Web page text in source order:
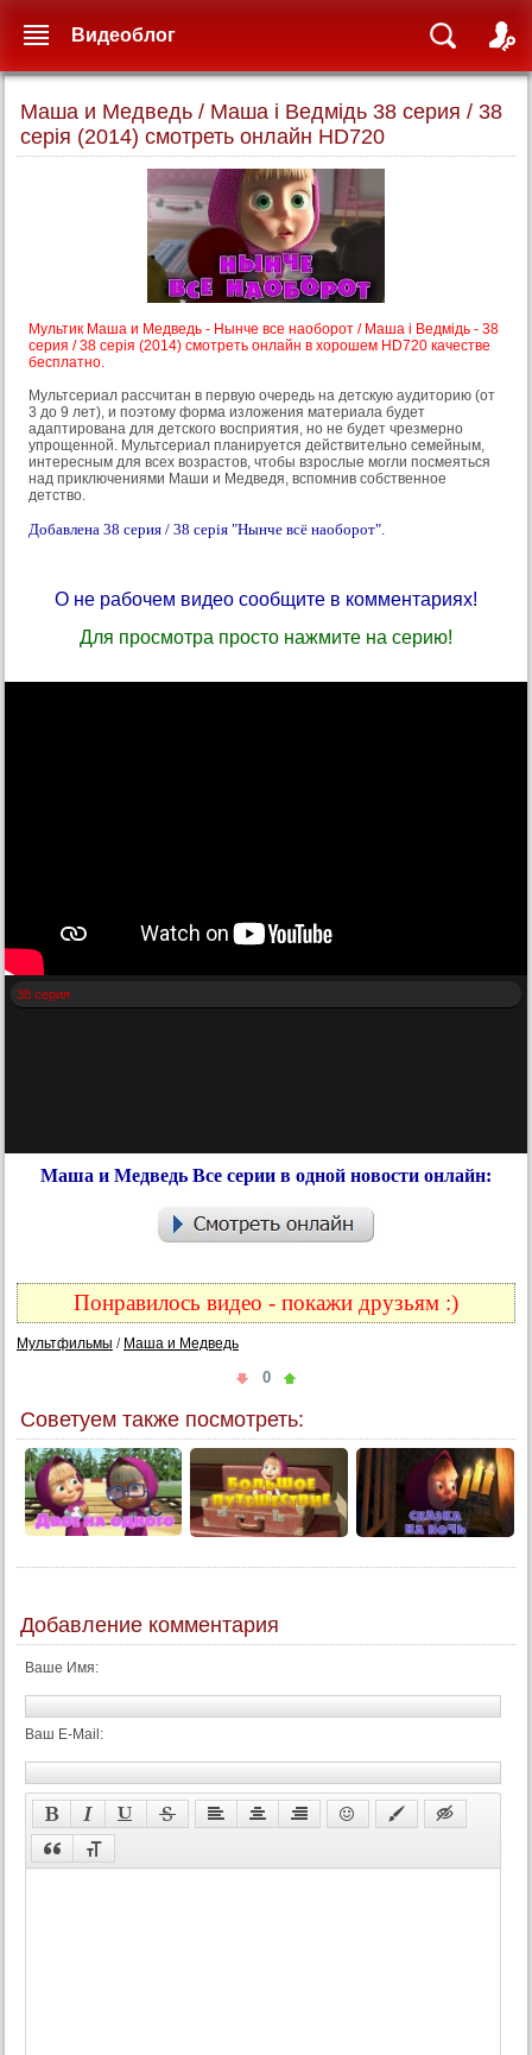
Маша и Медведь / Маша і Ведмідь 38 серия / 38
серія (2014) смотреть онлайн HD720
Мультик Маша и Медведь - Нынче все наоборот / Маша і Ведмідь - 38
серия / 38 серія (2014) смотреть онлайн в хорошем HD720 качестве
бесплатно.
Мультсериал рассчитан в первую очередь на детскую аудиторию (от
3 до 9 лет), и поэтому форма изложения материала будет
адаптирована для детского восприятия, но не будет чрезмерно
упрощенной. Мультсериал планируется действительно семейным,
интересным для всех возрастов, чтобы взрослые могли посмеяться
над приключениями Маши и Медведя, вспомнив собственное
детство.
Добавлена 38 серия / 38 серія "Нынче всё наоборот".
О не рабочем видео сообщите в комментариях!
Для просмотра просто нажмите на серию!
38 серия
Маша и Медведь Все серии в одной новости онлайн:
Понравилось видео - покажи друзьям :)
Мультфильмы / Маша и Медведь
0
Советуем также посмотреть:
Добавление комментария
Ваше Имя:
Ваш E-Mail:
Видеоблог